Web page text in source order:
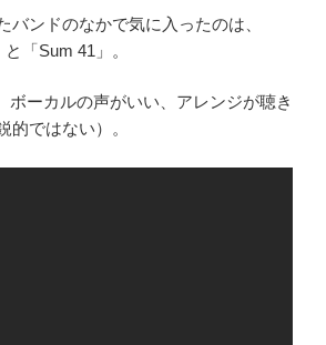
バンドのなかで気に入ったのは、
と「Sum 41」。
ボーカルの声がいい、アレンジが聴き
的ではない）。